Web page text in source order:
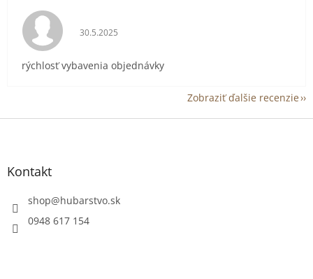
Hodnotenie obchodu je 5 z 5 hviezdičiek.
30.5.2025
rýchlosť vybavenia objednávky
Zobraziť ďalšie recenzie
Z
Kontakt
shop@hubarstvo.sk
0948 617 154